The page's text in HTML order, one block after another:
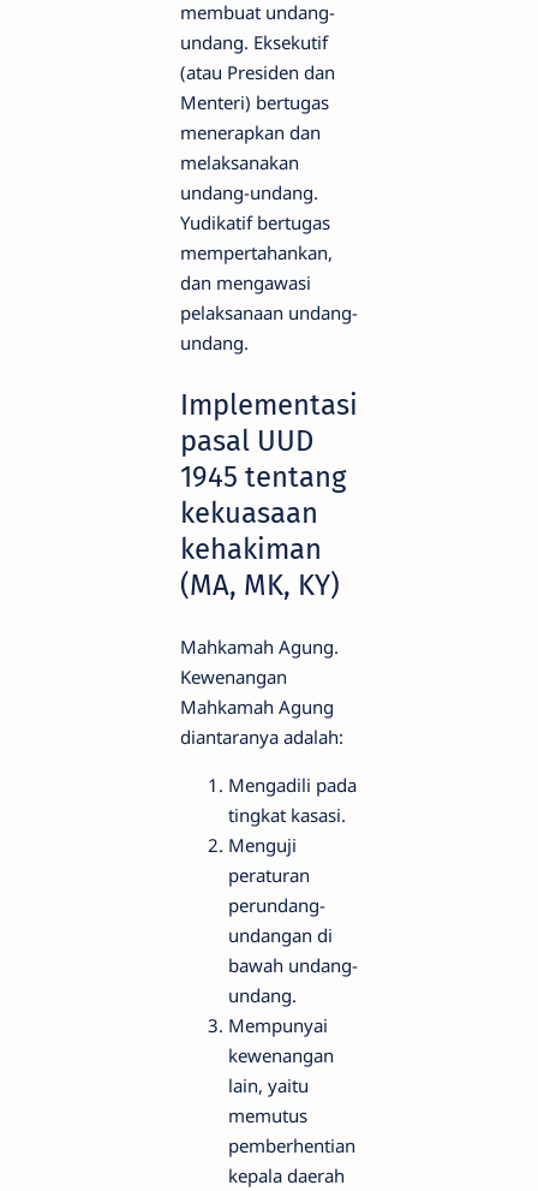
membuat undang-
undang. Eksekutif
(atau Presiden dan
Menteri) bertugas
menerapkan dan
melaksanakan
undang-undang.
Yudikatif bertugas
mempertahankan,
dan mengawasi
pelaksanaan undang-
undang.
Implementasi
pasal UUD
1945 tentang
kekuasaan
kehakiman
(MA, MK, KY)
Mahkamah Agung.
Kewenangan
Mahkamah Agung
diantaranya adalah:
Mengadili pada
tingkat kasasi.
Menguji
peraturan
perundang-
undangan di
bawah undang-
undang.
Mempunyai
kewenangan
lain, yaitu
memutus
pemberhentian
kepala daerah